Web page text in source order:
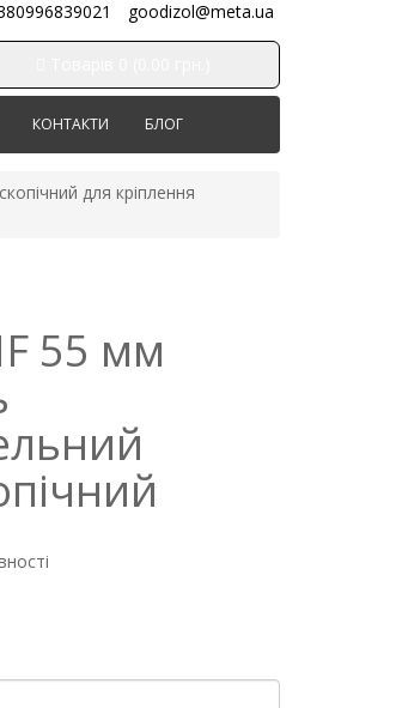
goodizol@meta.ua
КОНТАКТИ БЛОГ
для кріплення
55 мм